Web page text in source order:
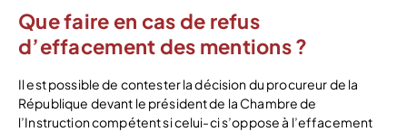
Que faire en cas de refus
d’effacement des mentions ?
Il est possible de contester la décision du procureur de la
République devant le président de la Chambre de
l’Instruction compétent si celui-ci s’oppose à l’effacement